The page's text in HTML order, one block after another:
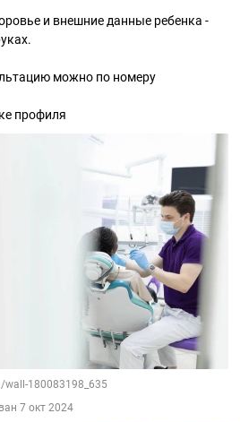
и внешние данные ребенка -
можно по номеру
профиля
180083198_635
7 окт 2024